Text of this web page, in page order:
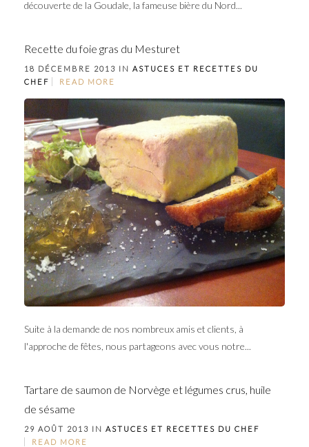
découverte de la Goudale, la fameuse bière du Nord...
Recette du foie gras du Mesturet
18 DÉCEMBRE 2013 IN ASTUCES ET RECETTES DU
CHEF
READ MORE
Suite à la demande de nos nombreux amis et clients, à
l'approche de fêtes, nous partageons avec vous notre...
Tartare de saumon de Norvège et légumes crus, huile
de sésame
29 AOÛT 2013 IN ASTUCES ET RECETTES DU CHEF
READ MORE